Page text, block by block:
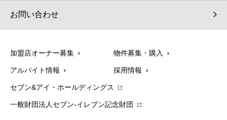
お問い合わせ
加盟店オーナー募集 物件募集・購入
アルバイト情報 採用情報
セブン&アイ・ホールディングス
一般財団法人セブン-イレブン記念財団